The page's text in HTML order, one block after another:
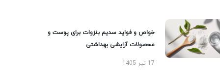
خواص و فواید سدیم بنزوات برای پوست و
محصولات آرایشی بهداشتی
17 تیر 1405